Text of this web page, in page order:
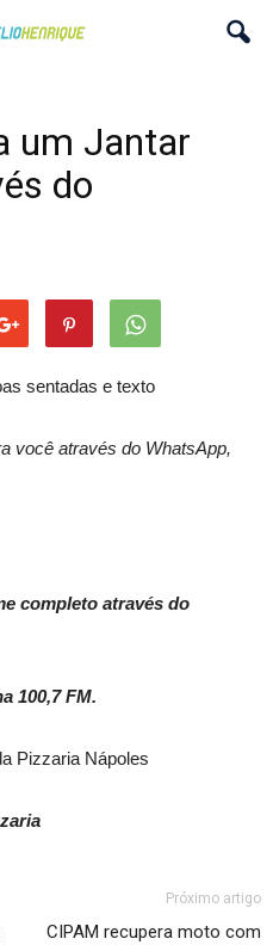
um Jantar
do
você através do WhatsApp,
completo através do
100,7 FM.
Pizzaria Nápoles
Próximo artigo
CIPAM recupera moto com